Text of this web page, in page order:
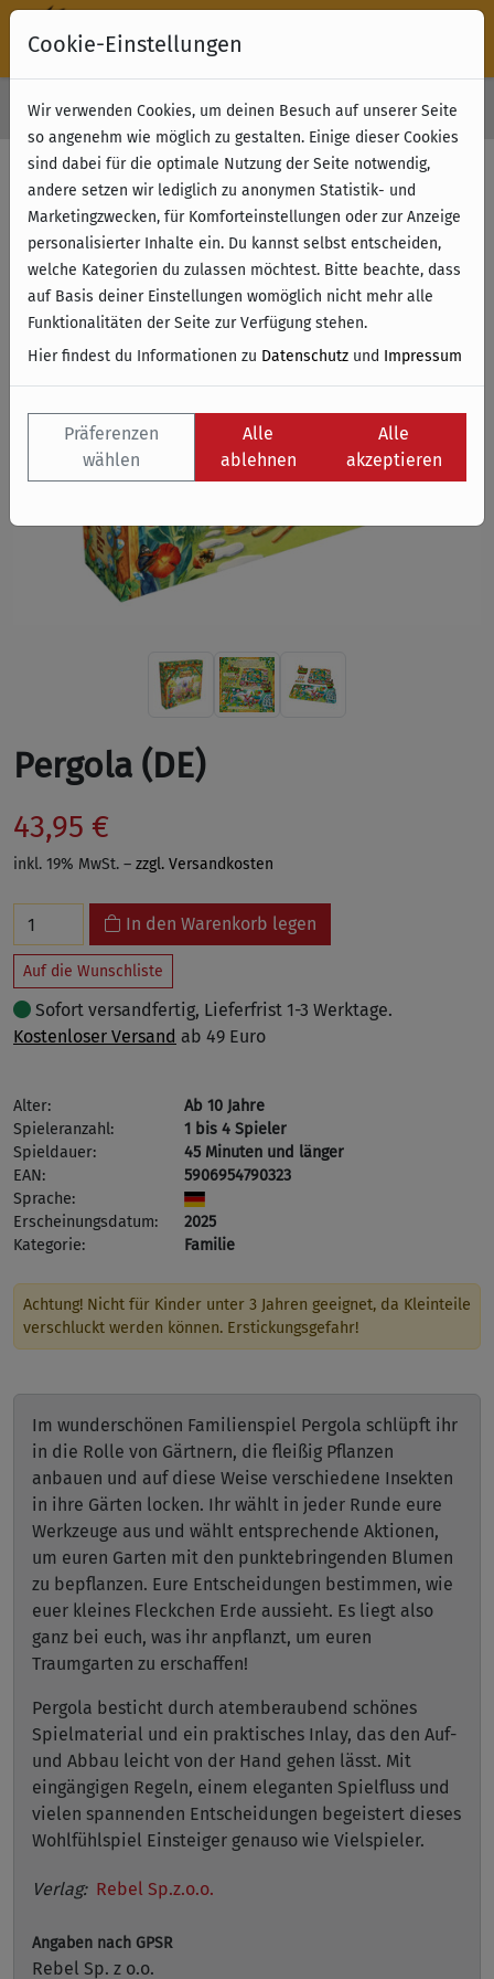
Kostenloser Versand & Retoure ab 49 € (innerhalb Deutschlands)
Pergola (DE)
43,95 €
inkl. 19% MwSt. – zzgl. Versandkosten
In den Warenkorb legen
Auf die Wunschliste
Sofort versandfertig, Lieferfrist 1-3 Werktage.
Kostenloser Versand ab 49 Euro
Alter:
Ab 10 Jahre
Spieleranzahl:
1 bis 4 Spieler
Spieldauer:
45 Minuten und länger
EAN:
5906954790323
Sprache:
Erscheinungsdatum:
2025
Kategorie:
Familie
Achtung! Nicht für Kinder unter 3 Jahren geeignet, da Kleinteile
verschluckt werden können. Erstickungsgefahr!
Im wunderschönen Familienspiel Pergola schlüpft ihr
in die Rolle von Gärtnern, die fleißig Pflanzen
anbauen und auf diese Weise verschiedene Insekten
in ihre Gärten locken. Ihr wählt in jeder Runde eure
Werkzeuge aus und wählt entsprechende Aktionen,
um euren Garten mit den punktebringenden Blumen
zu bepflanzen. Eure Entscheidungen bestimmen, wie
euer kleines Fleckchen Erde aussieht. Es liegt also
ganz bei euch, was ihr anpflanzt, um euren
Traumgarten zu erschaffen!
Pergola besticht durch atemberaubend schönes
Spielmaterial und ein praktisches Inlay, das den Auf-
und Abbau leicht von der Hand gehen lässt. Mit
eingängigen Regeln, einem eleganten Spielfluss und
vielen spannenden Entscheidungen begeistert dieses
Wohlfühlspiel Einsteiger genauso wie Vielspieler.
Verlag: Rebel Sp.z.o.o.
Angaben nach GPSR
Rebel Sp. z o.o.
Cookie-Einstellungen
Wir verwenden Cookies, um deinen Besuch auf unserer Seite
so angenehm wie möglich zu gestalten. Einige dieser Cookies
sind dabei für die optimale Nutzung der Seite notwendig,
andere setzen wir lediglich zu anonymen Statistik- und
Marketingzwecken, für Komforteinstellungen oder zur Anzeige
personalisierter Inhalte ein. Du kannst selbst entscheiden,
welche Kategorien du zulassen möchtest. Bitte beachte, dass
auf Basis deiner Einstellungen womöglich nicht mehr alle
Funktionalitäten der Seite zur Verfügung stehen.
Hier findest du Informationen zu Datenschutz und Impressum
Präferenzen
wählen
Alle
ablehnen
Alle
akzeptieren